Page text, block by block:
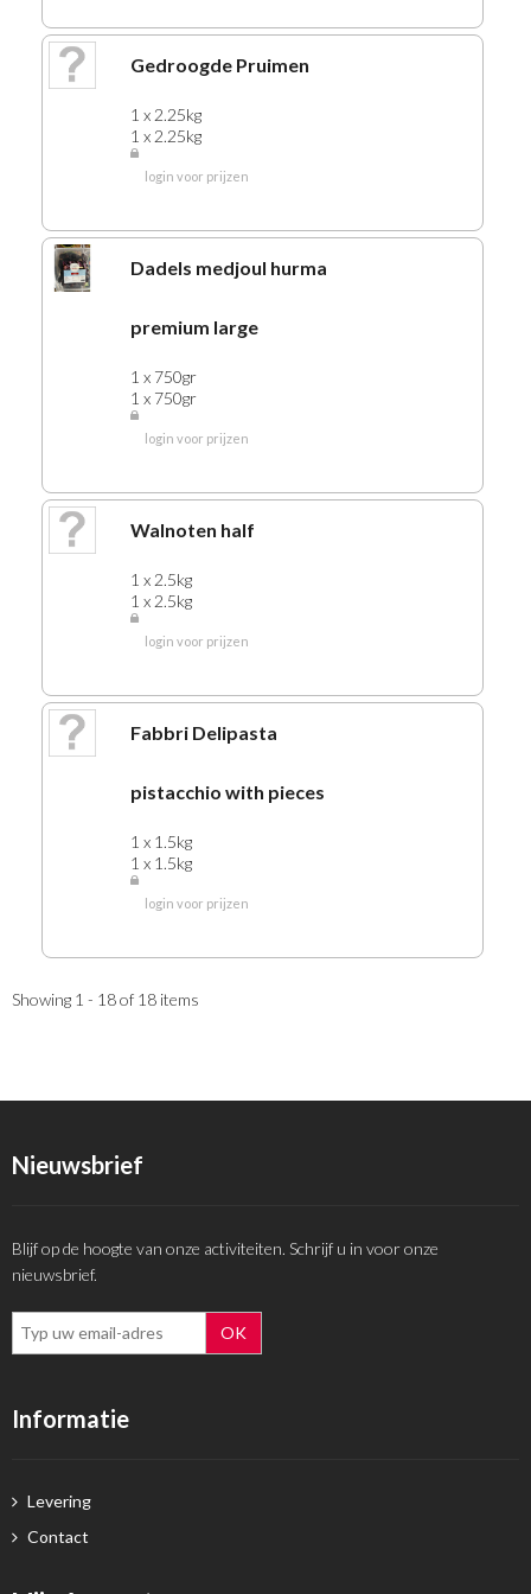
Gedroogde Pruimen
1 x 2.25kg
1 x 2.25kg
login voor prijzen
Dadels medjoul hurma
premium large
1 x 750gr
1 x 750gr
login voor prijzen
Walnoten half
1 x 2.5kg
1 x 2.5kg
login voor prijzen
Fabbri Delipasta
pistacchio with pieces
1 x 1.5kg
1 x 1.5kg
login voor prijzen
Showing 1 - 18 of 18 items
Nieuwsbrief
Blijf op de hoogte van onze activiteiten. Schrijf u in voor onze
nieuwsbrief.
Informatie
Levering
Contact